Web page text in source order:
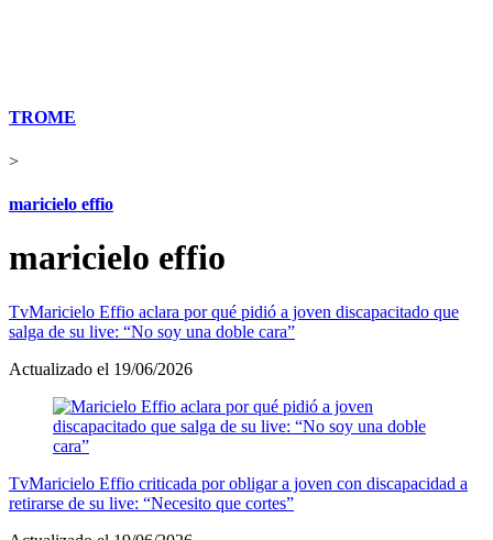
TROME
>
maricielo effio
maricielo effio
TvMaricielo Effio aclara por qué pidió a joven discapacitado que
salga de su live: “No soy una doble cara”
Actualizado el 19/06/2026
TvMaricielo Effio criticada por obligar a joven con discapacidad a
retirarse de su live: “Necesito que cortes”